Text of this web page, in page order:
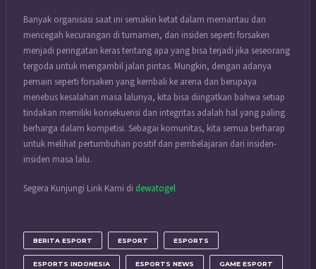
Banyak organisasi saat ini semakin ketat dalam memantau dan
mencegah kecurangan di turnamen, dan insiden seperti forsaken
menjadi peringatan keras tentang apa yang bisa terjadi jika seseorang
tergoda untuk mengambil jalan pintas. Mungkin, dengan adanya
pemain seperti forsaken yang kembali ke arena dan berupaya
menebus kesalahan masa lalunya, kita bisa diingatkan bahwa setiap
tindakan memiliki konsekuensi dan integritas adalah hal yang paling
berharga dalam kompetisi. Sebagai komunitas, kita semua berharap
untuk melihat pertumbuhan positif dan pembelajaran dari insiden-
insiden masa lalu.
Segera Kunjungi Link Kami di dewatogel
BERITA ESPORT ESPORT ESPORTS
ESPORTS INDONESIA ESPORTS NEWS GAME ESPORT